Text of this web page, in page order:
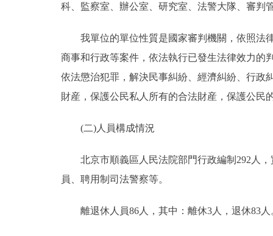
科、監察室、辦公室、研究室、法警大隊、審判
我單位的單位性質是國家審判機關，依照法律
商事和行政等案件，依法執行已發生法律效力的
依法懲治犯罪，解決民事糾紛、經濟糾紛、行政
財産，保護公民私人所有的合法財産，保護公民
(二)人員構成情況
北京市順義區人民法院部門行政編制292人，
員、聘用制司法警察等。
離退休人員86人，其中：離休3人，退休83人